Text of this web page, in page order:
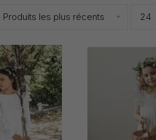
Produits les plus récents 24